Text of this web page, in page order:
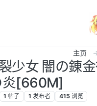
主页
少女 闇の錬
炎[660M]
1 帖子 1 发布者 415 浏览